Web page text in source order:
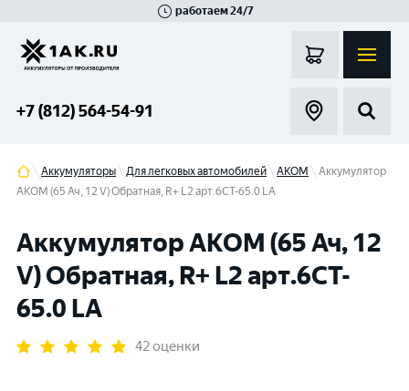
работаем 24/7
+7 (812) 564-54-91
Аккумуляторы Для легковых автомобилей АКОМ
Аккумулятор
АКОМ (65 Ач, 12 V) Обратная, R+ L2 арт.6CT-65.0 LA
Аккумулятор АКОМ (65 Ач, 12
V) Обратная, R+ L2 арт.6CT-
65.0 LA
42 оценки
Гатчина